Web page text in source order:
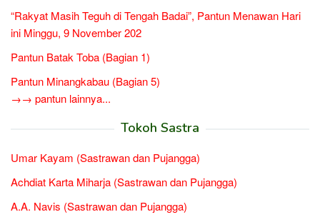
“Rakyat Masih Teguh di Tengah Badai”, Pantun Menawan Hari
ini Minggu, 9 November 202
Pantun Batak Toba (Bagian 1)
Pantun Minangkabau (Bagian 5)
→→ pantun lainnya...
Tokoh Sastra
Umar Kayam (Sastrawan dan Pujangga)
Achdiat Karta Miharja (Sastrawan dan Pujangga)
A.A. Navis (Sastrawan dan Pujangga)